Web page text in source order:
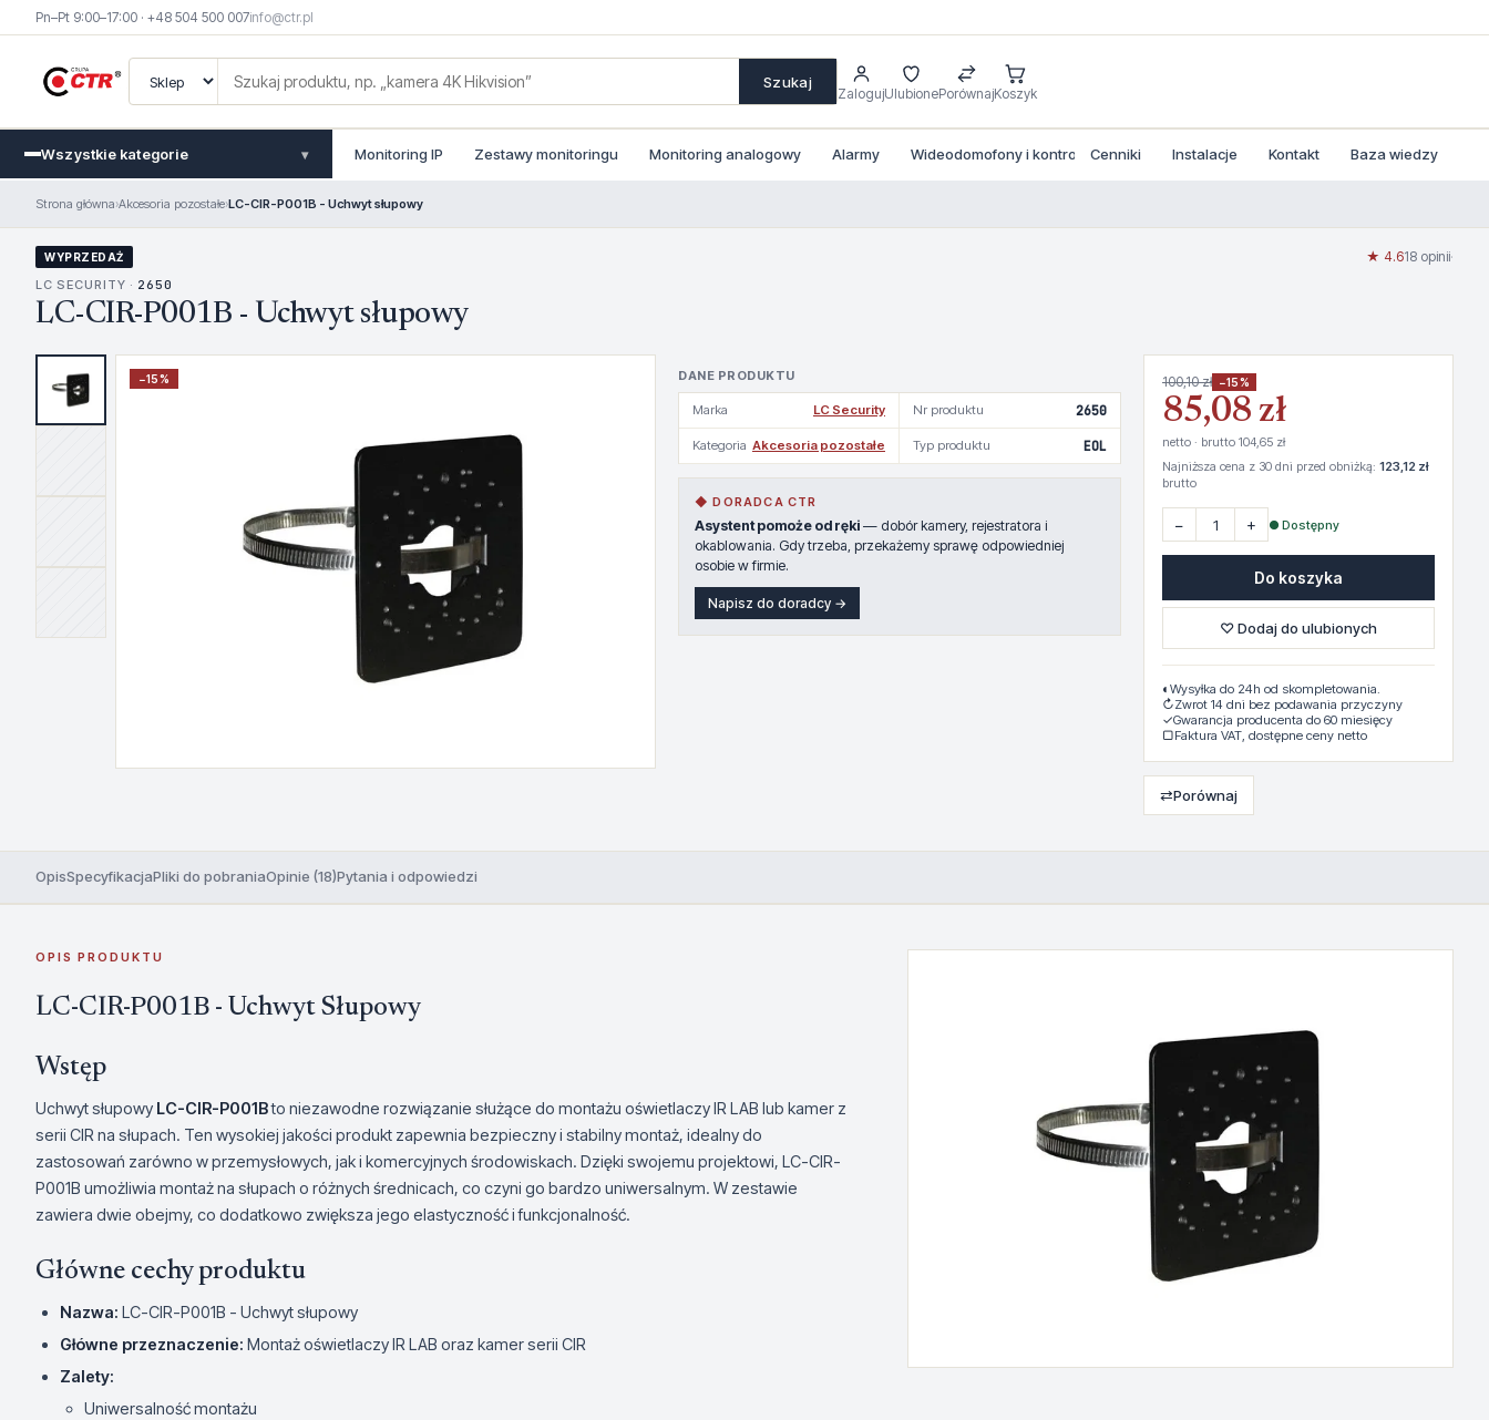
Pn–Pt 9:00–17:00 · +48 504 500 007info@ctr.pl
Szukaj
ZalogujUlubionePorównajKoszyk
Wszystkie kategorie ▾ Monitoring IP Zestawy monitoringu Monitoring analogowy Alarmy Wideodomofony i kontrola dostepu
Cenniki Instalacje Kontakt Baza wiedzy
Strona główna›Akcesoria pozostałe›LC-CIR-P001B - Uchwyt słupowy
WYPRZEDAŻ
LC SECURITY · 2650
LC-CIR-P001B - Uchwyt słupowy
★ 4.618 opinii·
−15% DANE PRODUKTU
Marka LC Security Nr produktu 2650
Kategoria Akcesoria pozostałe Typ produktu EOL
◆ DORADCA CTR
Asystent pomoże od ręki — dobór kamery, rejestratora i
okablowania. Gdy trzeba, przekażemy sprawę odpowiedniej
osobie w firmie.
Napisz do doradcy →
100,10 zł −15%
85,08 zł
netto · brutto 104,65 zł
Najniższa cena z 30 dni przed obniżką: 123,12 zł
brutto
− + ● Dostępny
Do koszyka
♡ Dodaj do ulubionych
◐ Wysyłka do 24h od skompletowania.
↻Zwrot 14 dni bez podawania przyczyny
✓Gwarancja producenta do 60 miesięcy
▢Faktura VAT, dostępne ceny netto
⇄Porównaj
OpisSpecyfikacjaPliki do pobraniaOpinie (18)Pytania i odpowiedzi
OPIS PRODUKTU
LC-CIR-P001B - Uchwyt Słupowy
Wstęp
Uchwyt słupowy LC-CIR-P001Bto niezawodne rozwiązanie służące do montażu oświetlaczy IR LAB lub kamer z
serii CIR na słupach. Ten wysokiej jakości produkt zapewnia bezpieczny i stabilny montaż, idealny do
zastosowań zarówno w przemysłowych, jak i komercyjnych środowiskach. Dzięki swojemu projektowi, LC-CIR-
P001B umożliwia montaż na słupach o różnych średnicach, co czyni go bardzo uniwersalnym. W zestawie
zawiera dwie obejmy, co dodatkowo zwiększa jego elastyczność i funkcjonalność.
Główne cechy produktu
Nazwa: LC-CIR-P001B - Uchwyt słupowy
Główne przeznaczenie: Montaż oświetlaczy IR LAB oraz kamer serii CIR
Zalety:
Uniwersalność montażu